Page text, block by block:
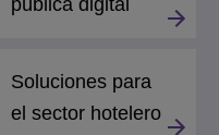
pública digital
Soluciones para
el sector hotelero